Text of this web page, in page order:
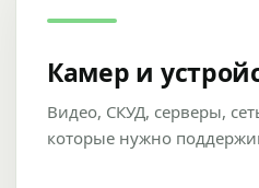
Камер и
Видео, СКУД, серверы,
которые нужно